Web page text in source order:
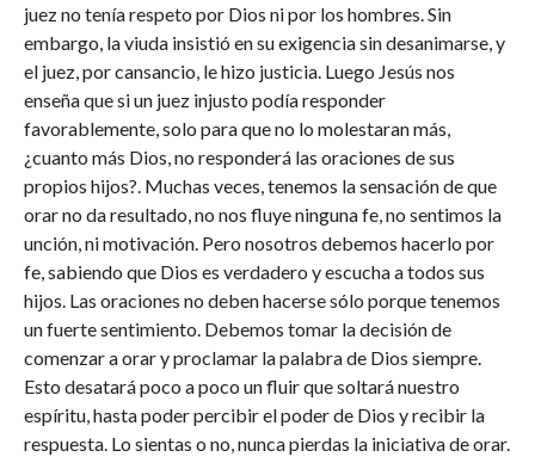
juez no tenía respeto por Dios ni por los hombres. Sin
embargo, la viuda insistió en su exigencia sin desanimarse, y
el juez, por cansancio, le hizo justicia. Luego Jesús nos
enseña que si un juez injusto podía responder
favorablemente, solo para que no lo molestaran más,
¿cuanto más Dios, no responderá las oraciones de sus
propios hijos?. Muchas veces, tenemos la sensación de que
orar no da resultado, no nos fluye ninguna fe, no sentimos la
unción, ni motivación. Pero nosotros debemos hacerlo por
fe, sabiendo que Dios es verdadero y escucha a todos sus
hijos. Las oraciones no deben hacerse sólo porque tenemos
un fuerte sentimiento. Debemos tomar la decisión de
comenzar a orar y proclamar la palabra de Dios siempre.
Esto desatará poco a poco un fluir que soltará nuestro
espíritu, hasta poder percibir el poder de Dios y recibir la
respuesta. Lo sientas o no, nunca pierdas la iniciativa de orar.